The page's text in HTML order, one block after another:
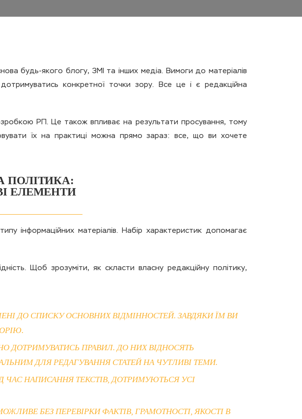
будь-якого блогу, ЗМІ та інших медіа. Вимоги до матеріалів
конкретної точки зору. Все це і є редакційна
РП. Це також впливає на результати просування, тому
їх на практиці можна прямо зараз: все, що ви хочете
ПОЛІТИКА:
ЕЛЕМЕНТИ
інформаційних матеріалів. Набір характеристик допомагає
Щоб зрозуміти, як скласти власну редакційну політику,
ДО СПИСКУ ОСНОВНИХ ВІДМІННОСТЕЙ. ЗАВДЯКИ ЇМ ВИ
ДОТРИМУВАТИСЬ ПРАВИЛ. ДО НИХ ВІДНОСЯТЬ
ДЛЯ РЕДАГУВАННЯ СТАТЕЙ НА ЧУТЛИВІ ТЕМИ.
НАПИСАННЯ ТЕКСТІВ, ДОТРИМУЮТЬСЯ УСІ
БЕЗ ПЕРЕВІРКИ ФАКТІВ, ГРАМОТНОСТІ, ЯКОСТІ В